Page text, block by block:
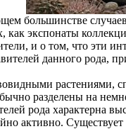
большинстве
экспонаты
и о том, что эти
данного рода,
растениями,
разделены на
рода характерна
активно.